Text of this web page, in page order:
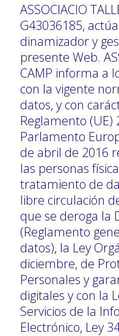
ASSOCIACIO
G43036185,
dinamizador y
presente Web.
CAMP informa a
con la vigente
datos, y con
Reglamento (UE)
Parlamento
de abril de 2016
las personas
tratamiento de
libre circulación
que se deroga la
(Reglamento
datos), la Ley
diciembre, de
Personales y
digitales y con la
Servicios de la
Electrónico, Ley